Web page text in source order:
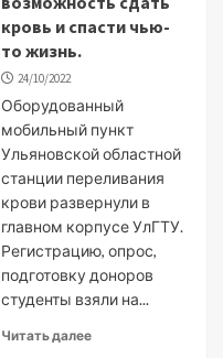
кровь и спасти чью-
то жизнь.
24/10/2022
Оборудованный
мобильный пункт
Ульяновской областной
станции переливания
крови развернули в
главном корпусе УлГТУ.
Регистрацию, опрос,
подготовку доноров
студенты взяли на...
Читать далее